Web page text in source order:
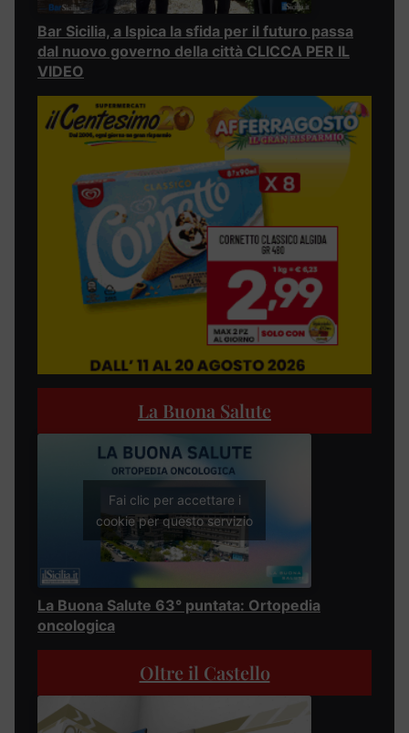
Bar Sicilia, a Ispica la sfida per il futuro passa
dal nuovo governo della città CLICCA PER IL
VIDEO
La Buona Salute
Fai clic per accettare i
cookie per questo servizio
La Buona Salute 63° puntata: Ortopedia
oncologica
Oltre il Castello